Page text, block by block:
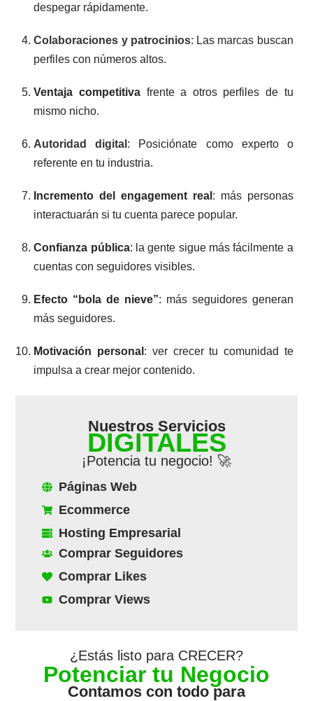
despegar rápidamente.
Colaboraciones y patrocinios: Las marcas buscan
perfiles con números altos.
Ventaja competitiva frente a otros perfiles de tu
mismo nicho.
Autoridad digital : Posiciónate como experto o
referente en tu industria.
Incremento del engagement real : más personas
interactuarán si tu cuenta parece popular.
Confianza pública: la gente sigue más fácilmente a
cuentas con seguidores visibles.
Efecto “bola de nieve”: más seguidores generan
más seguidores.
Motivación personal : ver crecer tu comunidad te
impulsa a crear mejor contenido.
Nuestros Servicios
DIGITALES
¡Potencia tu negocio! 🚀
Páginas Web
Ecommerce
Hosting Empresarial
Comprar Seguidores
Comprar Likes
Comprar Views
¿Estás listo para CRECER?
Potenciar tu Negocio
Contamos con todo para